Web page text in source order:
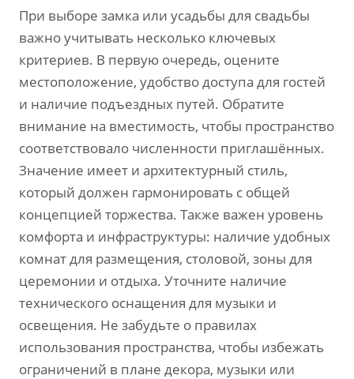
При выборе замка или усадьбы для свадьбы
важно учитывать несколько ключевых
критериев. В первую очередь‚ оцените
местоположение, удобство доступа для гостей
и наличие подъездных путей. Обратите
внимание на вместимость‚ чтобы пространство
соответствовало численности приглашённых.
Значение имеет и архитектурный стиль‚
который должен гармонировать с общей
концепцией торжества. Также важен уровень
комфорта и инфраструктуры: наличие удобных
комнат для размещения‚ столовой‚ зоны для
церемонии и отдыха. Уточните наличие
технического оснащения для музыки и
освещения. Не забудьте о правилах
использования пространства‚ чтобы избежать
ограничений в плане декора‚ музыки или